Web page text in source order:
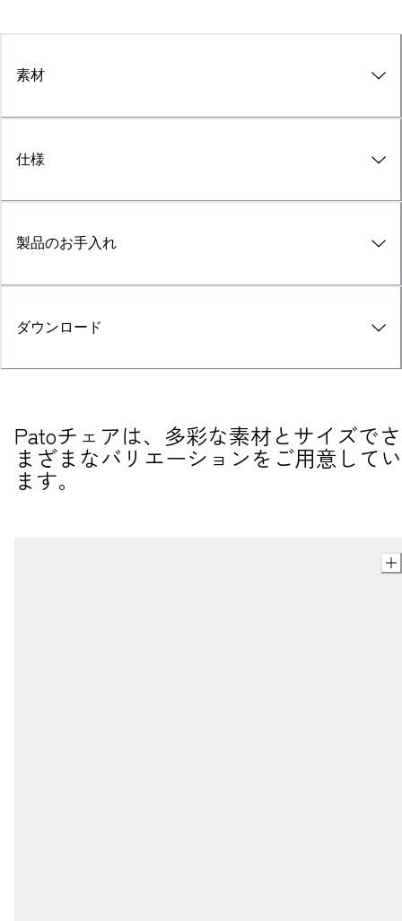
素材
仕様
製品のお手入れ
ダウンロード
Patoチェアは、多彩な素材とサイズでさ
まざまなバリエーションをご用意してい
ます。